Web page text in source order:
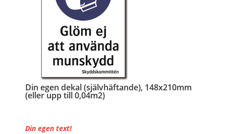
Din egen dekal (självhäftande), 148x210mm
(eller upp till 0,04m2)
Din egen text!